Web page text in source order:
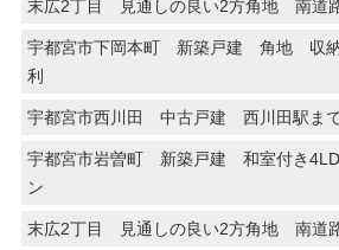
末広2丁目 見通しの良い2方角地 南道
宇都宮市下岡本町 新築戸建 角地 収
利
宇都宮市西川田 中古戸建 西川田駅まで
宇都宮市岩曽町 新築戸建 和室付き
ン
末広2丁目 見通しの良い2方角地 南道